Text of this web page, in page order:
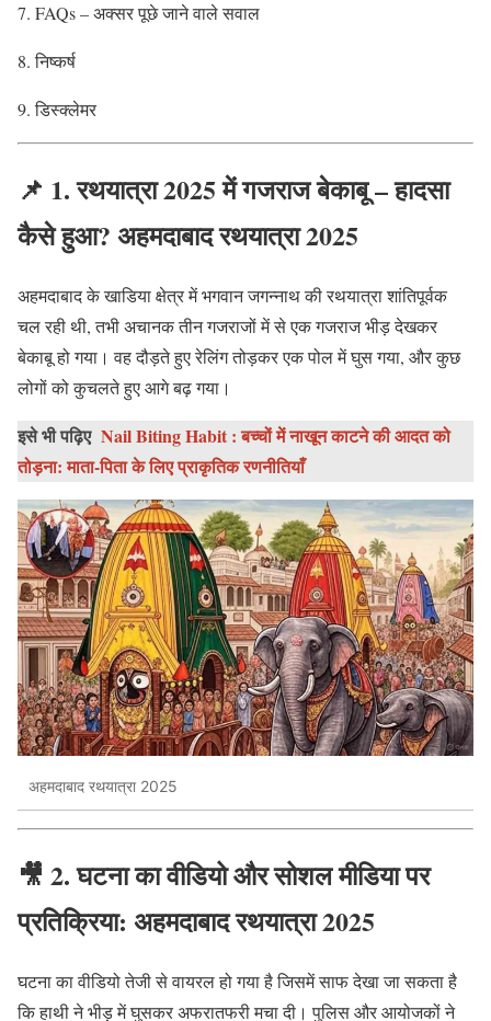
FAQs – अक्सर पूछे जाने वाले सवाल
निष्कर्ष
डिस्क्लेमर
📌 1. रथयात्रा 2025 में गजराज बेकाबू – हादसा
कैसे हुआ? अहमदाबाद रथयात्रा 2025
अहमदाबाद के खाडिया क्षेत्र में भगवान जगन्नाथ की रथयात्रा शांतिपूर्वक
चल रही थी, तभी अचानक तीन गजराजों में से एक गजराज भीड़ देखकर
बेकाबू हो गया। वह दौड़ते हुए रेलिंग तोड़कर एक पोल में घुस गया, और कुछ
लोगों को कुचलते हुए आगे बढ़ गया।
इसे भी पढ़िए Nail Biting Habit : बच्चों में नाखून काटने की आदत को
तोड़ना: माता-पिता के लिए प्राकृतिक रणनीतियाँ
अहमदाबाद रथयात्रा 2025
🎥 2. घटना का वीडियो और सोशल मीडिया पर
प्रतिक्रिया: अहमदाबाद रथयात्रा 2025
घटना का वीडियो तेजी से वायरल हो गया है जिसमें साफ देखा जा सकता है
कि हाथी ने भीड़ में घुसकर अफरातफरी मचा दी। पुलिस और आयोजकों ने